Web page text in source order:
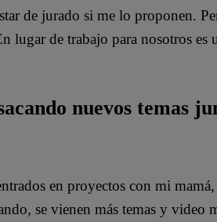
de jurado si me lo proponen.
lugar de trabajo para nosotros
nuevos temas
en proyectos con mi
se vienen más temas y video